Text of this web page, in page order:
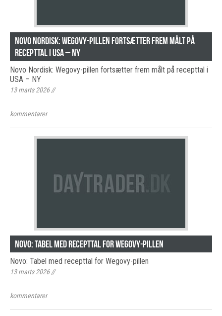
Novo Nordisk: Wegovy-pillen fortsætter frem målt på
recepttal i USA – NY
Novo Nordisk: Wegovy-pillen fortsætter frem målt på recepttal i
USA – NY
13 marts 2026//
kommentarer
Novo: Tabel med recepttal for Wegovy-pillen
Novo: Tabel med recepttal for Wegovy-pillen
13 marts 2026//
kommentarer